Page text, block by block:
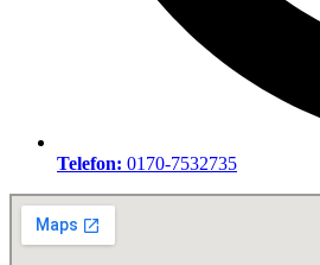
Telefon: 0170-7532735